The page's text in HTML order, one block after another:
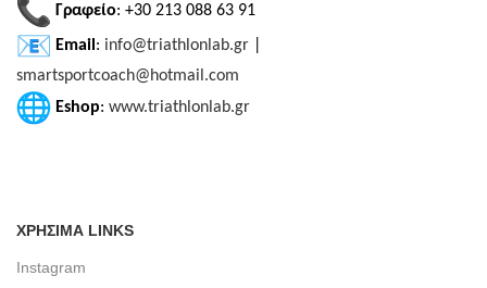
Γραφείο: +30 213 088 63 91
Email : info@triathlonlab.gr
smartsportcoach@hotmail.com
Eshop: www.triathlonlab.gr
ΧΡΗΣΙΜΑ LINKS
Instagram